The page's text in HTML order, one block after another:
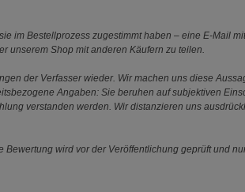
im Bestellprozess zugestimmt haben – eine E-Mail
unserem Shop mit anderen Käufern zu teilen.
der Verfasser wieder. Wir machen uns diese
Angaben: Sie beruhen auf subjektiven
verstanden werden. Wir distanzieren uns
wird vor der Veröffentlichung geprüft und